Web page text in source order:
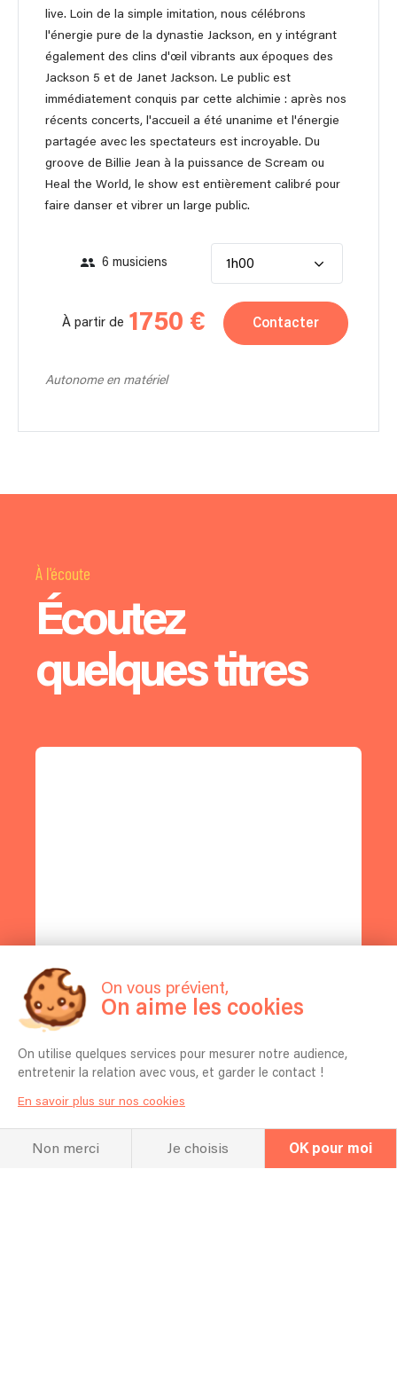
live. Loin de la simple imitation, nous célébrons
l'énergie pure de la dynastie Jackson, en y intégrant
également des clins d'œil vibrants aux époques des
Jackson 5 et de Janet Jackson. Le public est
immédiatement conquis par cette alchimie : après nos
récents concerts, l'accueil a été unanime et l'énergie
partagée avec les spectateurs est incroyable. Du
groove de Billie Jean à la puissance de Scream ou
Heal the World, le show est entièrement calibré pour
faire danser et vibrer un large public.
6 musiciens 1h00
À partir de 1750 € Contacter
Autonome en matériel
À l'écoute
Écoutez
quelques titres
On vous prévient,
On aime les cookies
On utilise quelques services pour mesurer notre audience,
entretenir la relation avec vous, et garder le contact !
En savoir plus sur nos cookies
Non merci Je choisis OK pour moi